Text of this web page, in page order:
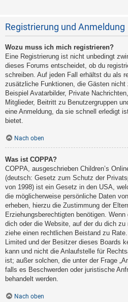
Registrierung und Anmeldung
Wozu muss ich mich registrieren?
Eine Registrierung ist nicht unbedingt
dieses Forums entscheidet, ob du
schreiben. Auf jeden Fall erhältst du als
zusätzliche Funktionen, die Gästen nicht
Beispiel Avatarbilder, Private
Mitglieder, Beitritt zu Benutzergruppen
eine Anmeldung, da sie schnell erledigt
bietet.
Nach oben
Was ist COPPA?
COPPA, ausgeschrieben Children’s
(deutsch: Gesetz zum Schutz der
von 1998) ist ein Gesetz in den USA,
die möglicherweise persönliche Daten
erheben, hierzu die Zustimmung der
Erziehungsberechtigten benötigen.
dich oder die Website, auf der du dich
ziehe einen rechtlichen Beistand zu
Limited und der Besitzer dieses Boards
kann und nicht die Anlaufstelle für
ist; außer solchen, die unter der Frage
falls es Beschwerden oder juristische
behandelt werden.
Nach oben